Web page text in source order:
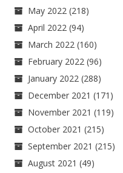
May 2022 (218)
April 2022 (94)
March 2022 (160)
February 2022 (96)
January 2022 (288)
December 2021 (171)
November 2021 (119)
October 2021 (215)
September 2021 (215)
August 2021 (49)